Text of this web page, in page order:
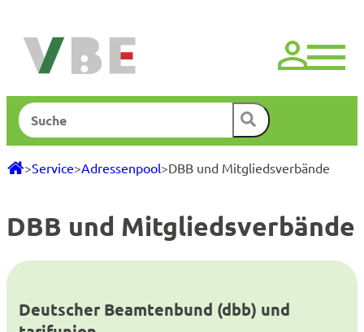
springen
Suchen
>Service>Adressenpool>DBB und Mitgliedsverbände
DBB und Mitgliedsverbände
Deutscher Beamtenbund (dbb) und